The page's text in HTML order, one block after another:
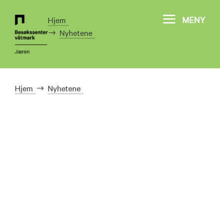
Hjem
Nyhetene
MENY
Hjem Nyhetene